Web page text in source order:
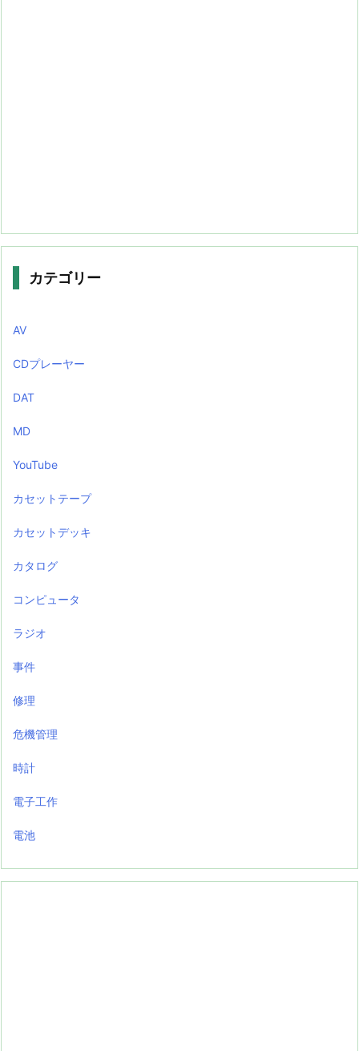
カテゴリー
AV
CDプレーヤー
DAT
MD
YouTube
カセットテープ
カセットデッキ
カタログ
コンピュータ
ラジオ
事件
修理
危機管理
時計
電子工作
電池